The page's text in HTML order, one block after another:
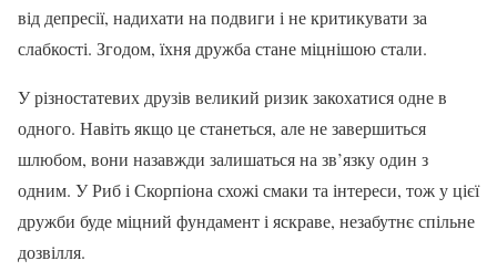
від депресії, надихати на подвиги і не критикувати за
слабкості. Згодом, їхня дружба стане міцнішою стали.
У різностатевих друзів великий ризик закохатися одне в
одного. Навіть якщо це станеться, але не завершиться
шлюбом, вони назавжди залишаться на зв’язку один з
одним. У Риб і Скорпіона схожі смаки та інтереси, тож у цієї
дружби буде міцний фундамент і яскраве, незабутнє спільне
дозвілля.